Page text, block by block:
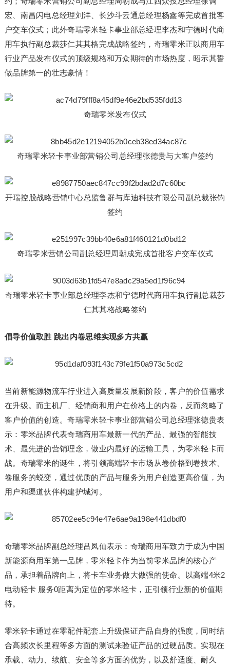
宏、南昌闪电总经理刘洋、长沙斗云通总经理杨鑫等完成首批客
户交车仪式；此外奇瑞零米轻卡事业部总经理李杰和宁德时代商
用车执行副总裁莎仁其其格完成战略签约，奇瑞零米正以商用车
行业产品发布仪式的顶级规格和万众期待的市场热度，昭示其誓
做品牌第一的壮志豪情！
奇瑞零米发布仪式
奇瑞零米轻卡事业部营销公司总经理张德贵与大客户签约
开瑞控股战略营销中心总监鲁群与库迪科技有限公司副总裁张钧
签约
奇瑞零米营销公司副总经理周朝成完成首批客户交车仪式
奇瑞零米轻卡事业部总经理李杰和宁德时代商用车执行副总裁莎
仁其其格战略签约
倡导价值取胜 跳出内卷思维实现多方共赢
当前新能源物流车行业进入高质量发展新阶段，客户的价值需求
在升级。而主机厂、经销商和用户在价格上的内卷，反而忽略了
客户价值的创造。奇瑞零米轻卡事业部营销公司总经理张德贵表
示：零米品牌代表奇瑞商用车最新一代的产品、最强的智能技
术、最先进的营销理念，做业内最好的运输工具，为零米轻卡而
战。奇瑞零米的诞生，将引领高端轻卡市场从卷价格到卷技术、
卷服务的蜕变，通过优质的产品与服务为用户创造更高价值，为
用户和渠道伙伴构建护城河。
奇瑞零米品牌副总经理吕凤仙表示：奇瑞商用车致力于成为中国
新能源商用车第一品牌，零米轻卡作为当前零米品牌的核心产
品，承担着品牌向上，将卡车业务做大做强的使命。以高端4米2
电动轻卡 服务0距离为定位的零米轻卡，正引领行业新的价值期
待。
零米轻卡通过在零配件配套上升级保证产品自身的强度，同时结
合高频次长里程等多方面的测试来验证产品的过硬品质。实现在
承载、动力、续航、安全等多方面的优势，以及舒适度、耐久